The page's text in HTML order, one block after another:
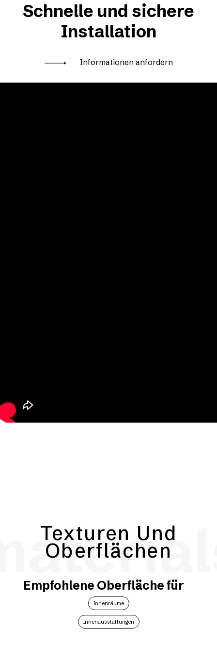
Schnelle und sichere
Installation
Informationen anfordern
Texturen Und
Oberflächen
Empfohlene Oberfläche für
Innenräume
Innenausstattungen